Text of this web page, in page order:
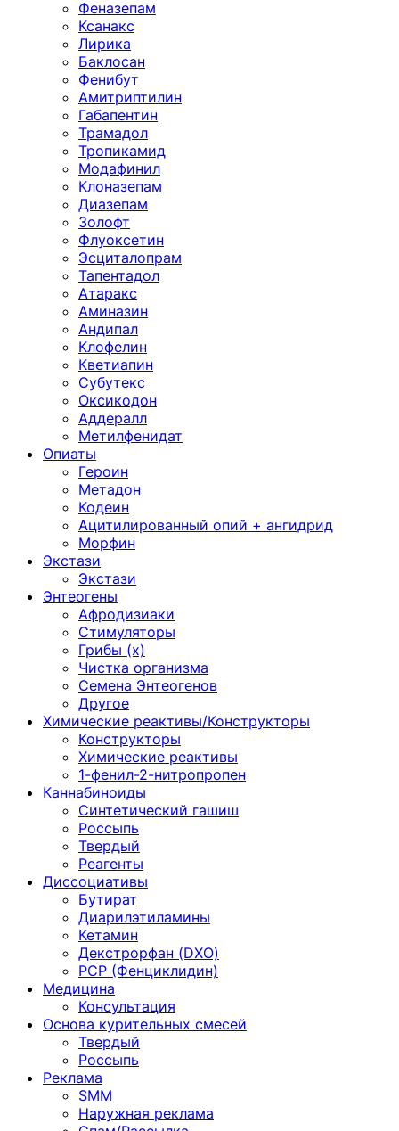
Феназепам
Ксанакс
Лирика
Баклосан
Фенибут
Амитриптилин
Габапентин
Трамадол
Тропикамид
Модафинил
Клоназепам
Диазепам
Золофт
Флуоксетин
Эсциталопрам
Тапентадол
Атаракс
Аминазин
Андипал
Клофелин
Кветиапин
Субутекс
Оксикодон
Аддералл
Метилфенидат
Опиаты
Героин
Метадон
Кодеин
Ацитилированный опий + ангидрид
Морфин
Экстази
Экстази
Энтеогены
Афродизиаки
Стимуляторы
Грибы (х)
Чистка организма
Семена Энтеогенов
Другое
Химические реактивы/Конструкторы
Конструкторы
Химические реактивы
1-фенил-2-нитропропен
Каннабиноиды
Синтетический гашиш
Россыпь
Твердый
Реагенты
Диссоциативы
Бутират
Диарилэтиламины
Кетамин
Декстрорфан (DXO)
PCP (Фенциклидин)
Медицина
Консультация
Основа курительных смесей
Твердый
Россыпь
Реклама
SMM
Наружная реклама